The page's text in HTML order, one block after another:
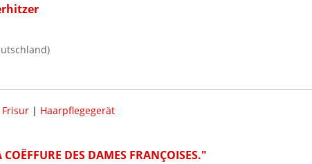
Frisur| Haarpflegegerät
DES DAMES FRANÇOISES."